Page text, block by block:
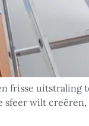
frisse uitstraling
sfeer wilt creëren,